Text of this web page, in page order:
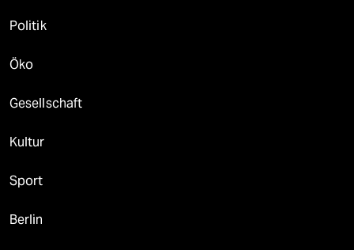
Politik
Öko
Gesellschaft
Kultur
Sport
Berlin